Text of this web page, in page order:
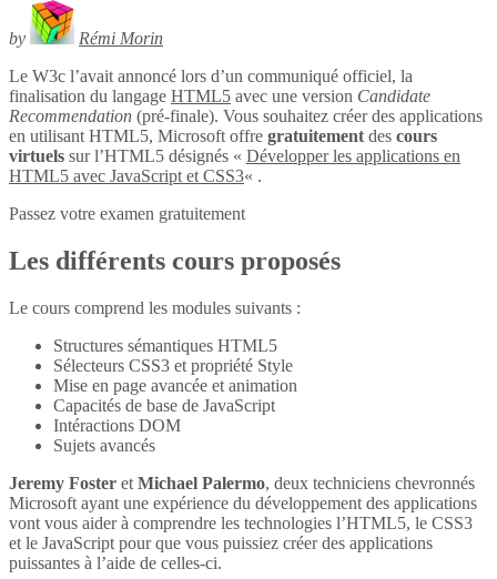
by
Rémi Morin
Le W3c l’avait annoncé lors d’un communiqué officiel, la
finalisation du langage HTML5 avec une version Candidate
Recommendation (pré-finale). Vous souhaitez créer des applications
en utilisant HTML5, Microsoft offre gratuitement des cours
virtuels sur l’HTML5 désignés « Développer les applications en
HTML5 avec JavaScript et CSS3« .
Passez votre examen gratuitement
Les différents cours proposés
Le cours comprend les modules suivants :
Structures sémantiques HTML5
Sélecteurs CSS3 et propriété Style
Mise en page avancée et animation
Capacités de base de JavaScript
Intéractions DOM
Sujets avancés
Jeremy Foster et Michael Palermo, deux techniciens chevronnés
Microsoft ayant une expérience du développement des applications
vont vous aider à comprendre les technologies l’HTML5, le CSS3
et le JavaScript pour que vous puissiez créer des applications
puissantes à l’aide de celles-ci.